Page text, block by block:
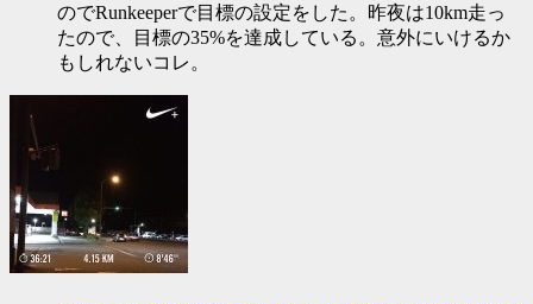
のでRunkeeperで目標の設定をした。昨夜は10km走っ
たので、目標の35%を達成している。意外にいけるか
もしれないコレ。